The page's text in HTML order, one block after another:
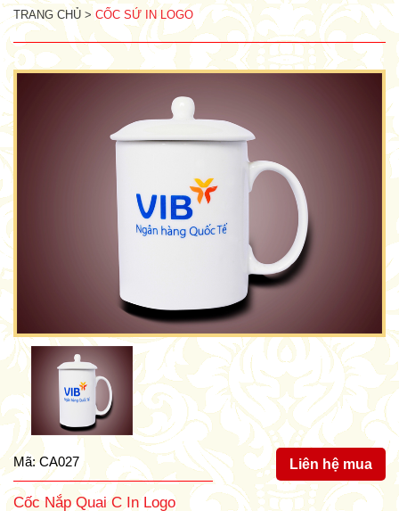
TRANG CHỦ >CỐC SỨ IN LOGO
Mã: CA027 Liên hệ mua
Cốc Nắp Quai C In Logo